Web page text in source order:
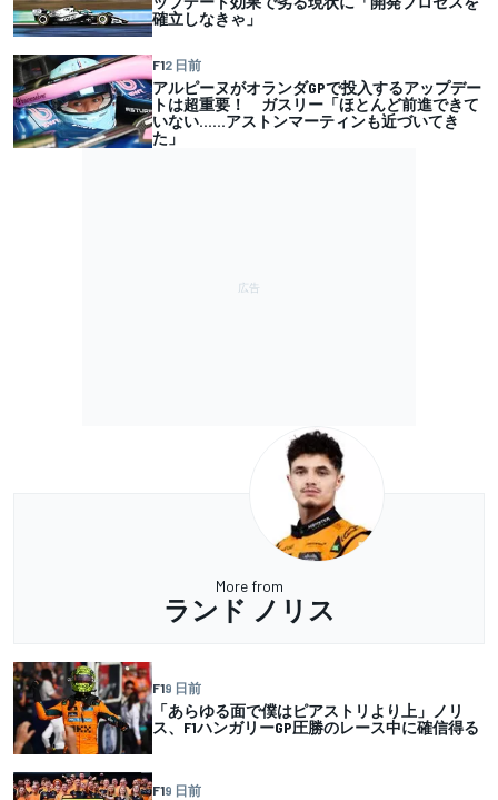
確立しなきゃ」
F12 日前
アルピーヌがオランダGPで投入するアップデー
トは超重要！ ガスリー「ほとんど前進できて
いない……アストンマーティンも近づいてき
た」
More from
ランド ノリス
F19 日前
「あらゆる面で僕はピアストリより上」ノリ
ス、F1ハンガリーGP圧勝のレース中に確信得る
F19 日前